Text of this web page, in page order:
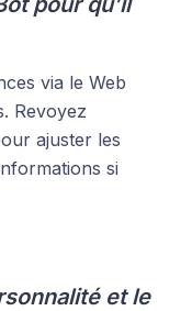
via le Web
Revoyez
ajuster les
si
et le